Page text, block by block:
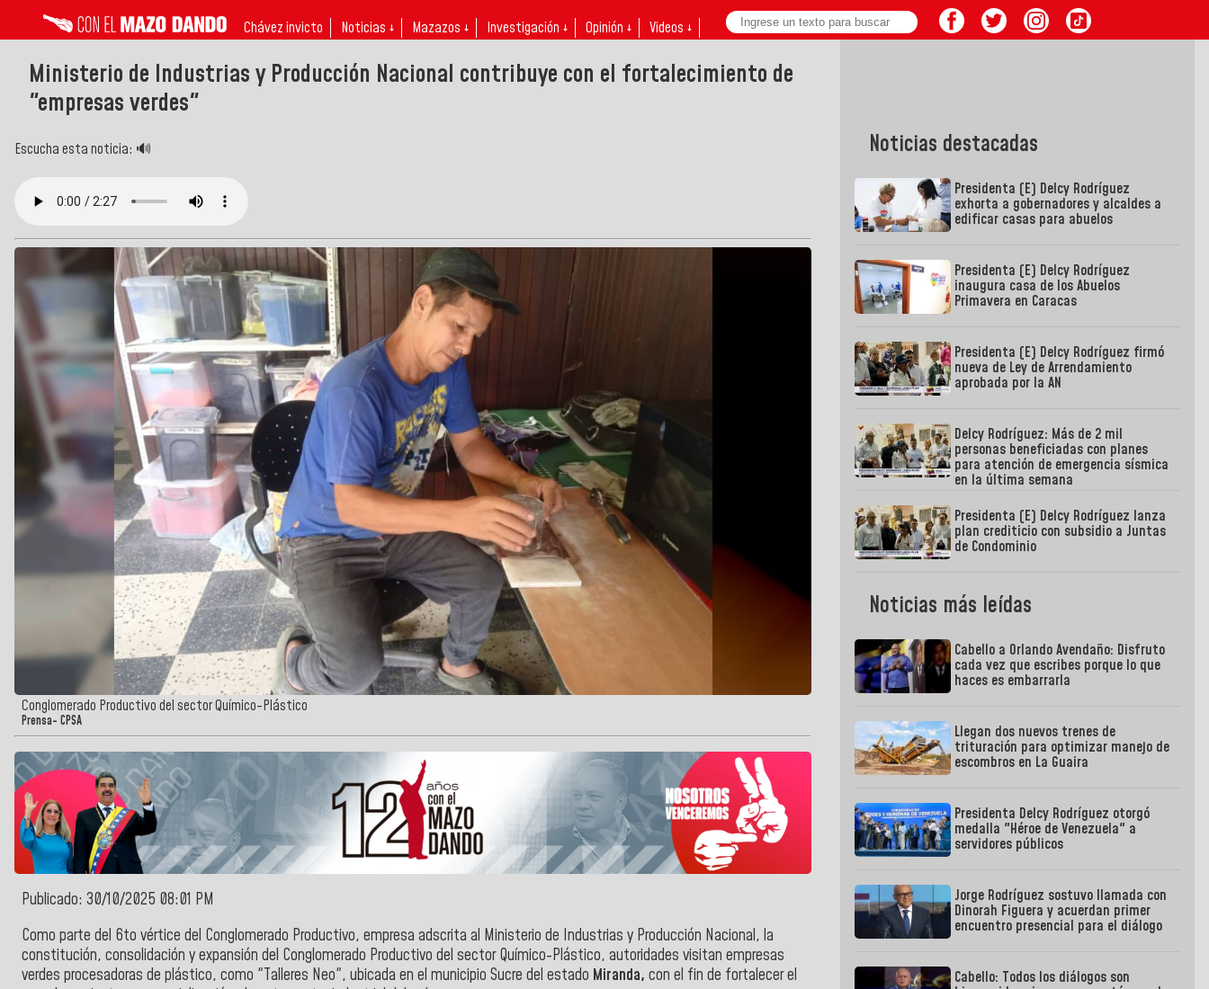
Chávez invicto Noticias ↓ Mazazos ↓ Investigación ↓ Opinión ↓ Videos ↓
Ministerio de Industrias y Producción Nacional contribuye con el fortalecimiento de
"empresas verdes"
Escucha esta noticia: 🔊
Conglomerado Productivo del sector Químico-Plástico
Prensa- CPSA
Publicado: 30/10/2025 08:01 PM
Como parte del 6to vértice del Conglomerado Productivo, empresa adscrita al Ministerio de Industrias y Producción Nacional, la
constitución, consolidación y expansión del Conglomerado Productivo del sector Químico-Plástico, autoridades visitan empresas
verdes procesadoras de plástico, como "Talleres Neo", ubicada en el municipio Sucre del estado Miranda, con el fin de fortalecer el
Noticias destacadas
Presidenta (E) Delcy Rodríguez
exhorta a gobernadores y alcaldes a
edificar casas para abuelos
Presidenta (E) Delcy Rodríguez
inaugura casa de los Abuelos
Primavera en Caracas
Presidenta (E) Delcy Rodríguez firmó
nueva de Ley de Arrendamiento
aprobada por la AN
Delcy Rodríguez: Más de 2 mil
personas beneficiadas con planes
para atención de emergencia sísmica
en la última semana
Presidenta (E) Delcy Rodríguez lanza
plan crediticio con subsidio a Juntas
de Condominio
Noticias más leídas
Cabello a Orlando Avendaño: Disfruto
cada vez que escribes porque lo que
haces es embarrarla
Llegan dos nuevos trenes de
trituración para optimizar manejo de
escombros en La Guaira
Presidenta Delcy Rodríguez otorgó
medalla "Héroe de Venezuela" a
servidores públicos
Jorge Rodríguez sostuvo llamada con
Dinorah Figuera y acuerdan primer
encuentro presencial para el diálogo
Cabello: Todos los diálogos son